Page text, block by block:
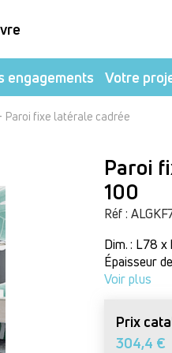
engagements Votre
Paroi fixe latérale cadrée
Paroi
100
Réf :
Dim. : L 78 x
Épaisseur
Voir plus
Prix
304,4 €